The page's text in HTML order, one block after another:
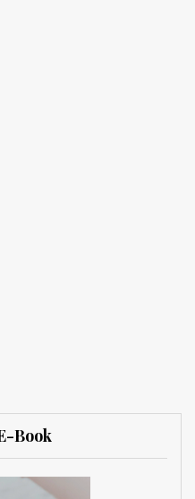
Book